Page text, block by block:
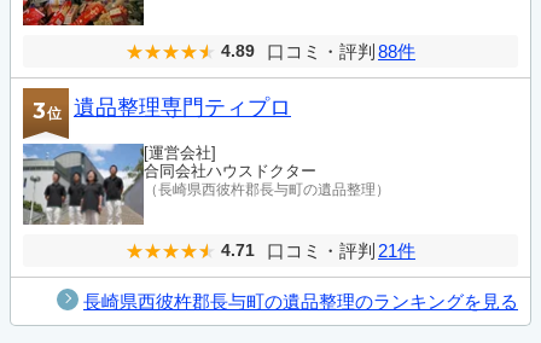
4.89 口コミ・評判 88件
3位 遺品整理専門ティプロ
[運営会社]
合同会社ハウスドクター
（長崎県西彼杵郡長与町の遺品整理）
4.71 口コミ・評判 21件
長崎県西彼杵郡長与町の遺品整理のランキングを見る